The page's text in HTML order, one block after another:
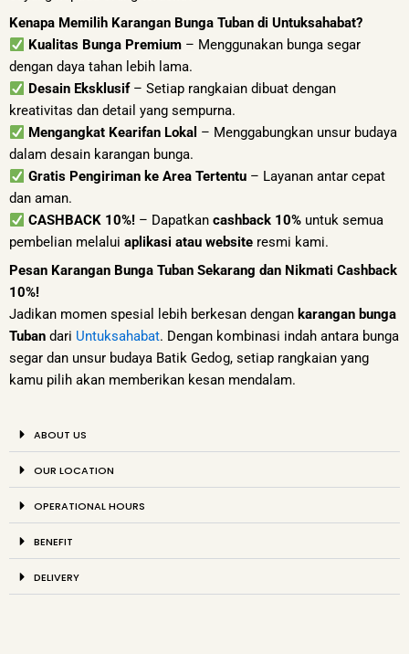
Kenapa Memilih Karangan Bunga Tuban di Untuksahabat?
Kualitas Bunga Premium– Menggunakan bunga segar
dengan daya tahan lebih lama.
Desain Eksklusif– Setiap rangkaian dibuat dengan
kreativitas dan detail yang sempurna.
Mengangkat Kearifan Lokal – Menggabungkan unsur budaya
dalam desain karangan bunga.
Gratis Pengiriman ke Area Tertentu– Layanan antar cepat
dan aman.
CASHBACK 10%!– Dapatkan cashback 10%untuk semua
pembelian melalui aplikasi atau website resmi kami.
Pesan Karangan Bunga Tuban Sekarang dan Nikmati Cashback
10%!
Jadikan momen spesial lebih berkesan dengan karangan bunga
Tuban dari Untuksahabat. Dengan kombinasi indah antara bunga
segar dan unsur budaya Batik Gedog, setiap rangkaian yang
kamu pilih akan memberikan kesan mendalam.
ABOUT US
OUR LOCATION
OPERATIONAL HOURS
BENEFIT
DELIVERY